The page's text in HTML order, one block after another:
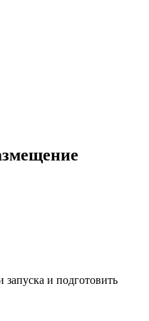
и подготовить